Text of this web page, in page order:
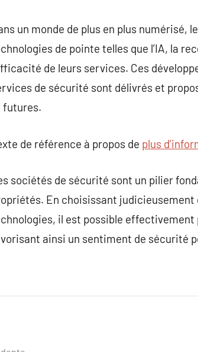
un monde de plus en plus
de pointe telles que l’IA, la
de leurs services. Ces
de sécurité sont délivrés et
futures.
de référence à propos de plus
sociétés de sécurité sont un pilier
En choisissant
il est possible effectivement
ainsi un sentiment de sécurité